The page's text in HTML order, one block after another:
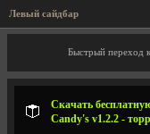
Левый сайдбар
Быстрый переход
Скачать
Candy's v1.2.2 -